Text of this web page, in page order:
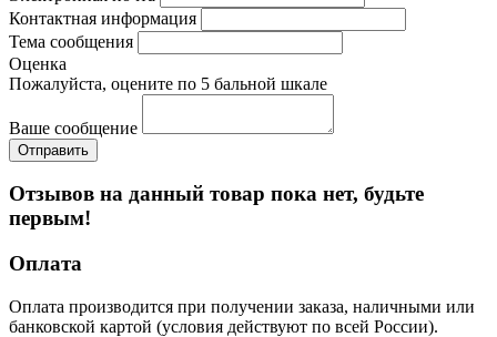
Контактная информация
Тема сообщения
Оценка
Пожалуйста, оцените по 5 бальной шкале
Ваше сообщение
Отзывов на данный товар пока нет, будьте
первым!
Оплата
Оплата производится при получении заказа, наличными или
банковской картой (условия действуют по всей России).